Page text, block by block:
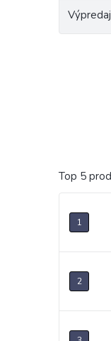
Výpredaj
Top 5